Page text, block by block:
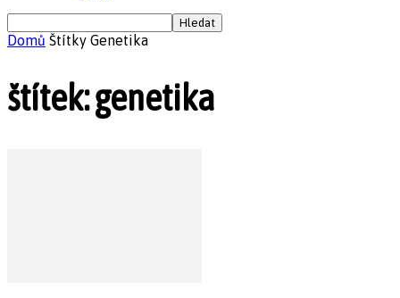
Domů Štítky Genetika
štítek: genetika